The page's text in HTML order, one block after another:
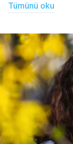
Tümünü oku